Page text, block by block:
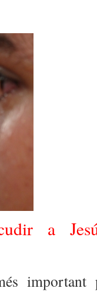
a
important